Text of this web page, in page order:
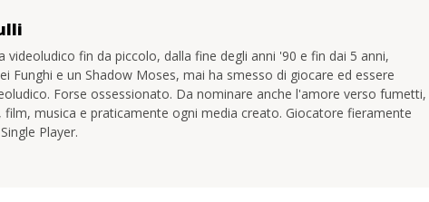
videoludico fin da piccolo, dalla fine degli anni '90 e fin dai 5 anni,
Funghi e un Shadow Moses, mai ha smesso di giocare ed essere
Forse ossessionato. Da nominare anche l'amore verso fumetti,
film, musica e praticamente ogni media creato. Giocatore fieramente
Player.